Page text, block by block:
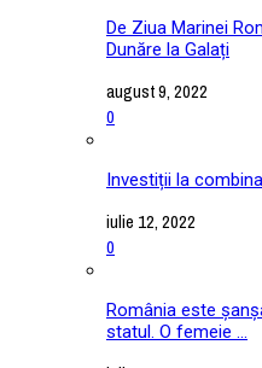
De Ziua Marinei
Dunăre la Galați
august 9, 2022
0
Investiții la
iulie 12, 2022
0
România este
statul. O femeie ...